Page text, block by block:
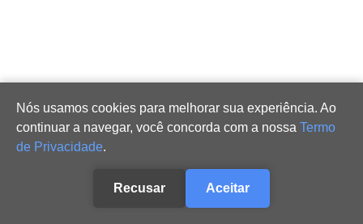
Nós usamos cookies para melhorar sua experiência. Ao
continuar a navegar, você concorda com a nossa Termo
de Privacidade.
Recusar Aceitar